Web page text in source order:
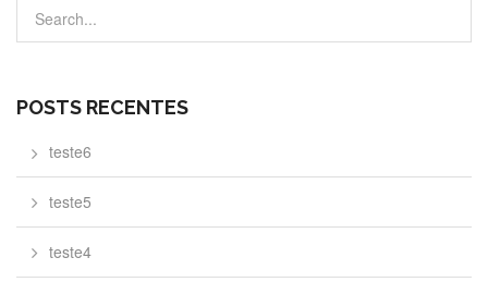
POSTS RECENTES
teste6
teste5
teste4